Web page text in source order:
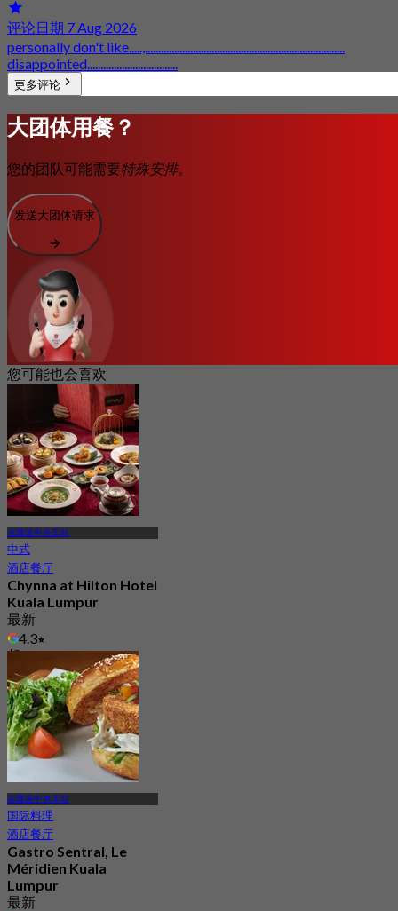
评论日期 7 Aug 2026
personally don't like.....,...........................................................................
disappointed..................................
更多评论
大团体用餐？
您的团队可能需要特殊安排。
发送大团体请求
您可能也会喜欢
吉隆坡中央车站
中式
酒店餐厅
Chynna at Hilton Hotel
Kuala Lumpur
最新
4.3
起RM 138
吉隆坡中央车站
国际料理
酒店餐厅
Gastro Sentral, Le
Méridien Kuala
Lumpur
最新